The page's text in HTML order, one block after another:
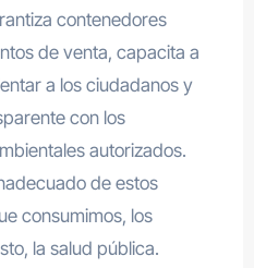
contenedores
de venta, capacita a
a los ciudadanos y
con los
autorizados.
de estos
consumimos, los
la salud pública.